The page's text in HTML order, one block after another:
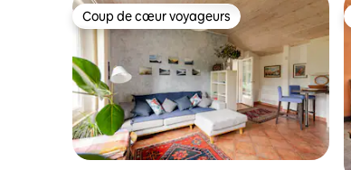
Coup de cœur voyageurs
Coup de cœur voyageurs